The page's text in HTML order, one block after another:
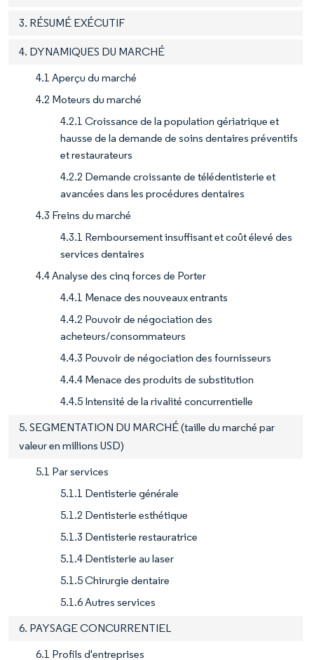
3. RÉSUMÉ EXÉCUTIF
4. DYNAMIQUES DU MARCHÉ
4.1 Aperçu du marché
4.2 Moteurs du marché
4.2.1 Croissance de la population gériatrique et
hausse de la demande de soins dentaires préventifs
et restaurateurs
4.2.2 Demande croissante de télédentisterie et
avancées dans les procédures dentaires
4.3 Freins du marché
4.3.1 Remboursement insuffisant et coût élevé des
services dentaires
4.4 Analyse des cinq forces de Porter
4.4.1 Menace des nouveaux entrants
4.4.2 Pouvoir de négociation des
acheteurs/consommateurs
4.4.3 Pouvoir de négociation des fournisseurs
4.4.4 Menace des produits de substitution
4.4.5 Intensité de la rivalité concurrentielle
5. SEGMENTATION DU MARCHÉ (taille du marché par
valeur en millions USD)
5.1 Par services
5.1.1 Dentisterie générale
5.1.2 Dentisterie esthétique
5.1.3 Dentisterie restauratrice
5.1.4 Dentisterie au laser
5.1.5 Chirurgie dentaire
5.1.6 Autres services
6. PAYSAGE CONCURRENTIEL
6.1 Profils d'entreprises